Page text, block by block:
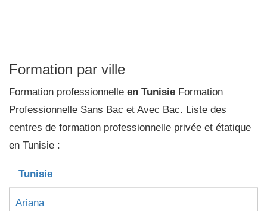
Formation par ville
Formation professionnelle en Tunisie Formation
Professionnelle Sans Bac et Avec Bac. Liste des
centres de formation professionnelle privée et étatique
en Tunisie :
Tunisie
Ariana